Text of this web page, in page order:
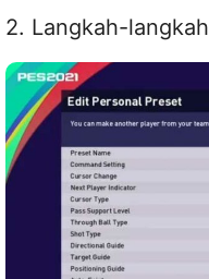
2. Langkah-langkah